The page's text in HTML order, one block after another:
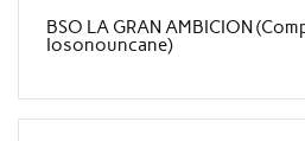
BSO LA GRAN AMBICION
Iosonouncane)